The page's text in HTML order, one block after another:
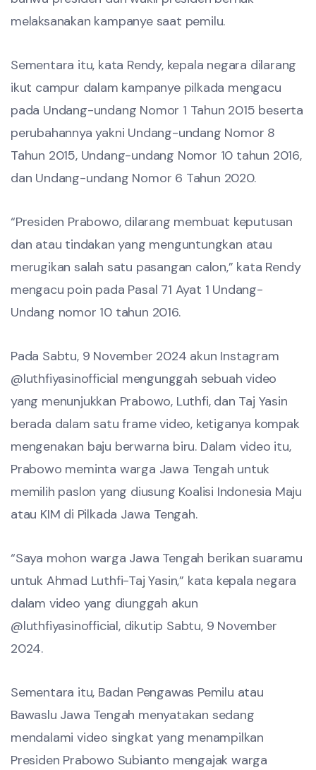
melaksanakan kampanye saat pemilu.
Sementara itu, kata Rendy, kepala negara dilarang
ikut campur dalam kampanye pilkada mengacu
pada Undang-undang Nomor 1 Tahun 2015 beserta
perubahannya yakni Undang-undang Nomor 8
Tahun 2015, Undang-undang Nomor 10 tahun 2016,
dan Undang-undang Nomor 6 Tahun 2020.
“Presiden Prabowo, dilarang membuat keputusan
dan atau tindakan yang menguntungkan atau
merugikan salah satu pasangan calon,” kata Rendy
mengacu poin pada Pasal 71 Ayat 1 Undang-
Undang nomor 10 tahun 2016.
Pada Sabtu, 9 November 2024 akun Instagram
@luthfiyasinofficial mengunggah sebuah video
yang menunjukkan Prabowo, Luthfi, dan Taj Yasin
berada dalam satu frame video, ketiganya kompak
mengenakan baju berwarna biru. Dalam video itu,
Prabowo meminta warga Jawa Tengah untuk
memilih paslon yang diusung Koalisi Indonesia Maju
atau KIM di Pilkada Jawa Tengah.
“Saya mohon warga Jawa Tengah berikan suaramu
untuk Ahmad Luthfi-Taj Yasin,” kata kepala negara
dalam video yang diunggah akun
@luthfiyasinofficial, dikutip Sabtu, 9 November
2024.
Sementara itu, Badan Pengawas Pemilu atau
Bawaslu Jawa Tengah menyatakan sedang
mendalami video singkat yang menampilkan
Presiden Prabowo Subianto mengajak warga